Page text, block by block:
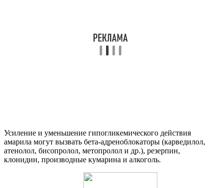
Усиление и уменьшение гипогликемического действия
амарила могут вызвать бета-адреноблокаторы (карведилол,
атенолол, бисопролол, метопролол и др.), резерпин,
клонидин, производные кумарина и алкоголь.